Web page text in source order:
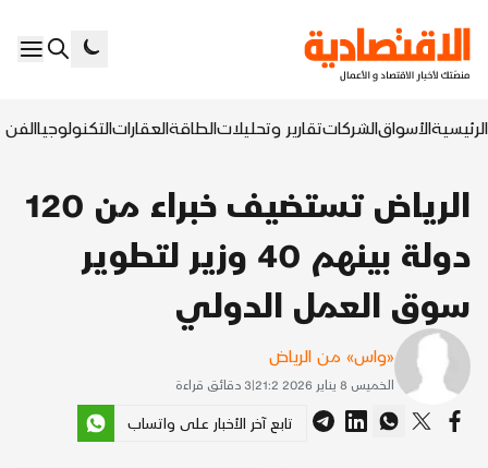
الرئيسيةالأسواقالشركاتتقارير وتحليلاتالطاقةالعقاراتالتكنولوجياالفن
الرياض تستضيف خبراء من 120
دولة بينهم 40 وزير لتطوير
سوق العمل الدولي
«واس» من الرياض
الخميس 8 يناير 2026 21:2 |
3 دقائق قراءة
تابع آخر الأخبار على واتساب